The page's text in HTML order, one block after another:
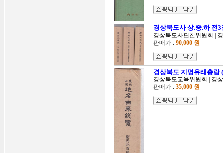
경상북도사 상.중.하 전
경상북도사편찬위원회 |
판매가 : 90,000 원
경상북도 지명유래총람
경상북도교육위원회 | 경
판매가 : 35,000 원